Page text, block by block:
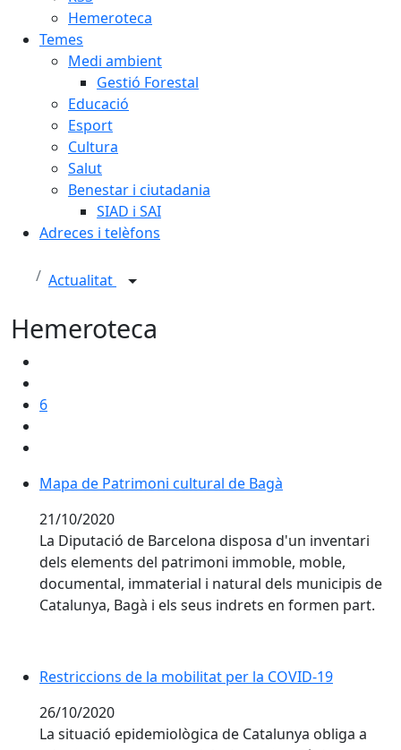
Hemeroteca
Temes
Medi ambient
Gestió Forestal
Educació
Esport
Cultura
Salut
Benestar i ciutadania
SIAD i SAI
Adreces i telèfons
Actualitat
Hemeroteca
6
Mapa de Patrimoni cultural de Bagà
Mapa de Patrimoni cultural de Bagà
21/10/2020
La Diputació de Barcelona disposa d'un inventari
dels elements del patrimoni immoble, moble,
documental, immaterial i natural dels municipis de
Catalunya, Bagà i els seus indrets en formen part.
Restriccions de la mobilitat per la COVID-19
Restriccions de la mobilitat per la COVID-19
26/10/2020
La situació epidemiològica de Catalunya obliga a